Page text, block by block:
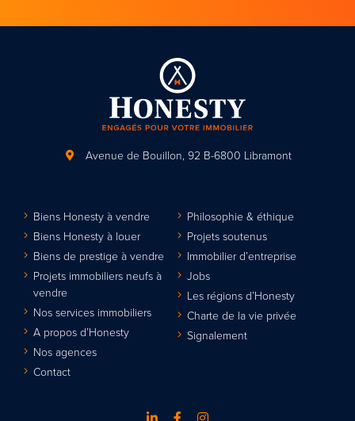
Avenue de Bouillon, 92 B-6800 Libramont
Biens Honesty à vendre
Biens Honesty à louer
Biens de prestige à vendre
Projets immobiliers neufs à
vendre
Nos services immobiliers
A propos d’Honesty
Nos agences
Contact
Philosophie & éthique
Projets soutenus
Immobilier d’entreprise
Jobs
Les régions d’Honesty
Charte de la vie privée
Signalement